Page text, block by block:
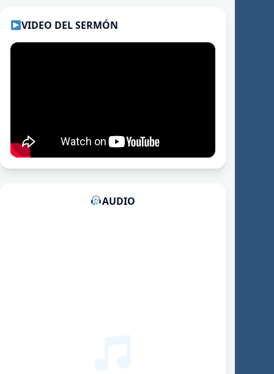
VIDEO DEL SERMÓN
AUDIO